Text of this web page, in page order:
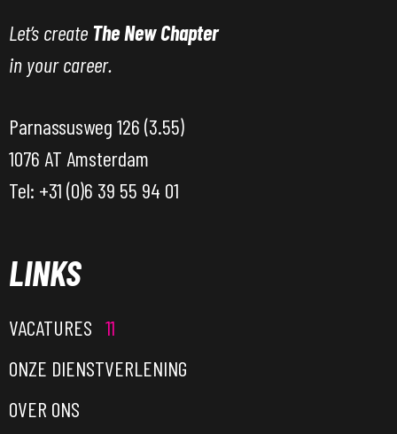
Let’s create The New Chapter
in your career.
Parnassusweg 126 (3.55)
1076 AT Amsterdam
Tel: +31 (0)6 39 55 94 01
LINKS
VACATURES 11
ONZE DIENSTVERLENING
OVER ONS